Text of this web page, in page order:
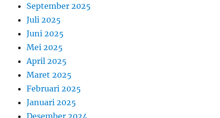
September 2025
Juli 2025
Juni 2025
Mei 2025
April 2025
Maret 2025
Februari 2025
Januari 2025
Desember 2024